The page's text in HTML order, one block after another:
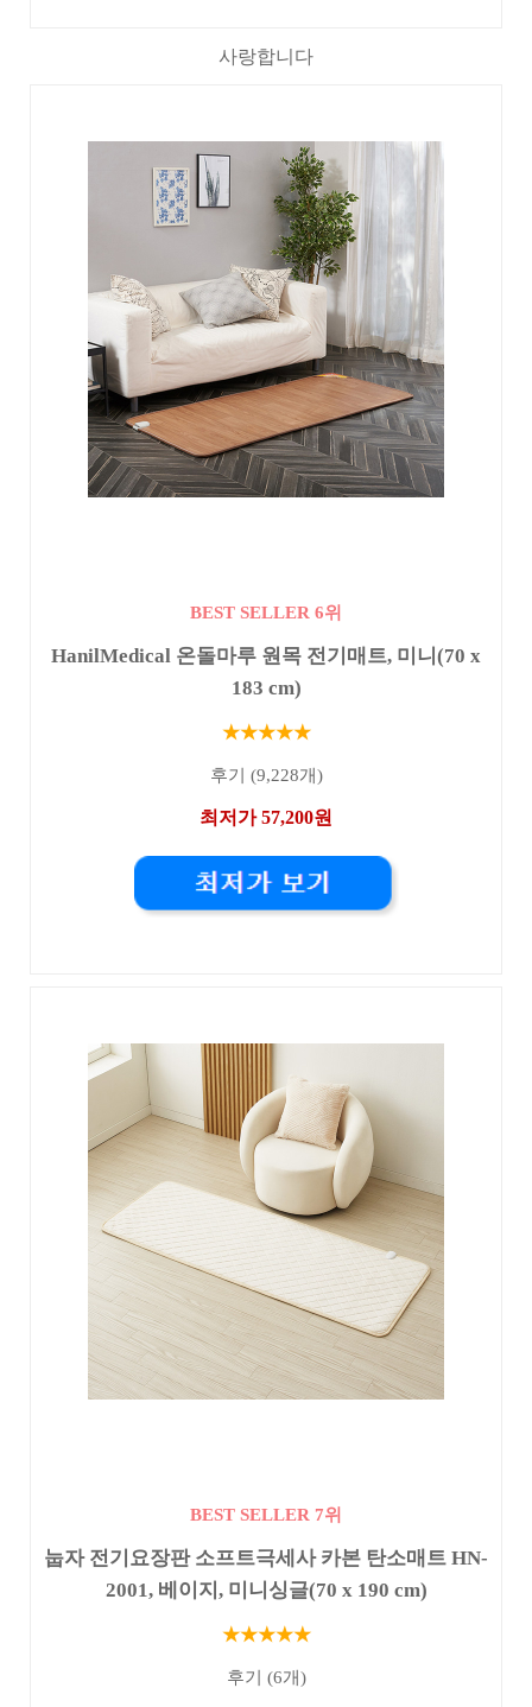
사랑합니다
BEST SELLER 6위
HanilMedical 온돌마루 원목 전기매트, 미니(70 x
183 cm)
★★★★★
후기 (9,228개)
최저가 57,200원
BEST SELLER 7위
눕자 전기요장판 소프트극세사 카본 탄소매트 HN-
2001, 베이지, 미니싱글(70 x 190 cm)
★★★★★
후기 (6개)